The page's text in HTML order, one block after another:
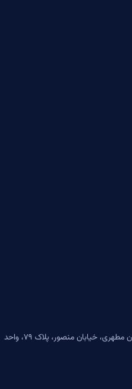
تهران، خیابان ولیعصر، ابتدای خیابان مطهری، خیابان منصور، پلاک ۷۹، واحد